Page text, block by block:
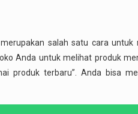
salah satu cara
Anda untuk melihat produk
produk terbaru”. Anda bisa